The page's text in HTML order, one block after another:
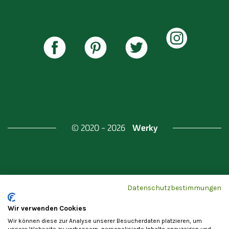
© 2020 - 2026 Werky
Datenschutzbestimmungen
Wir verwenden Cookies
Wir können diese zur Analyse unserer Besucherdaten platzieren, um